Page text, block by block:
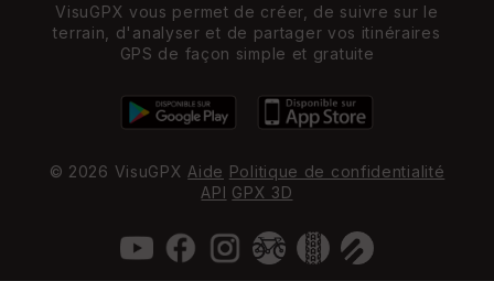
VisuGPX vous permet de créer, de suivre sur le
terrain, d'analyser et de partager vos itinéraires
GPS de façon simple et gratuite
© 2026 VisuGPX Aide Politique de confidentialité
API GPX 3D